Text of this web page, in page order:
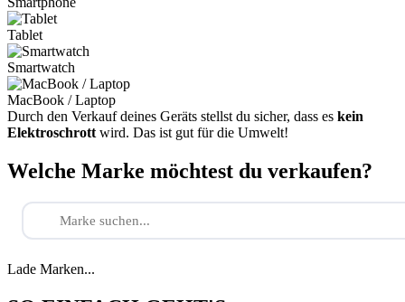
Tablet
Smartwatch
MacBook / Laptop
Durch den Verkauf deines Geräts stellst du sicher, dass es kein
Elektroschrott wird. Das ist gut für die Umwelt!
Welche Marke möchtest du verkaufen?
Lade Marken...